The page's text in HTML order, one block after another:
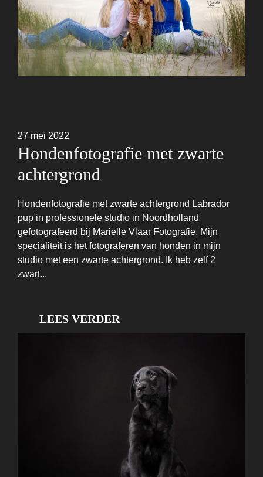
27 mei 2022
Hondenfotografie met zwarte
achtergrond
Hondenfotografie met zwarte achtergrond Labrador
pup in professionele studio in Noordholland
gefotografeerd bij Marielle Vlaar Fotografie. Mijn
specialiteit is het fotograferen van honden in mijn
studio met een zwarte achtergrond. Ik heb zelf 2
zwart...
LEES VERDER